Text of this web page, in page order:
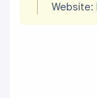
Website: